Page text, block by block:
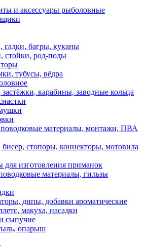
и аксессуары рыболовные
садки, багры, куканы
стойки, род-поды
тубусы, вёдра
карабины, заводные кольца
материалы, монтажи, ПВА
стопоры, коннекторы, мотовила
для изготовления приманок
материалы, гильзы
дипы, добавки ароматические
макуха, насадки
сыпучие
опарыш